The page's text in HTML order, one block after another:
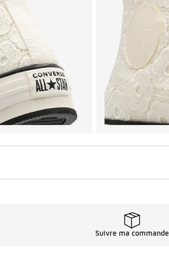
Suivre ma commande